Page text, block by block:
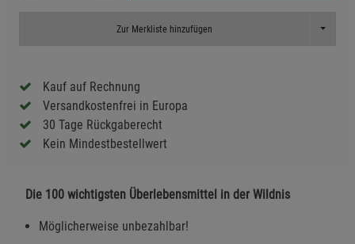
Zur Merkliste hinzufügen Toggle
Kauf auf Rechnung
Versandkostenfrei in Europa
30 Tage Rückgaberecht
Kein Mindestbestellwert
Die 100 wichtigsten Überlebensmittel in der Wildnis
Möglicherweise unbezahlbar!